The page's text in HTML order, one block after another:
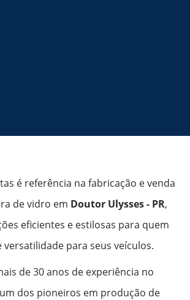
é referência na fabricação e venda
de vidro em Doutor Ulysses - PR,
eficientes e estilosas para quem
versatilidade para seus veículos.
de 30 anos de experiência no
dos pioneiros em produção de